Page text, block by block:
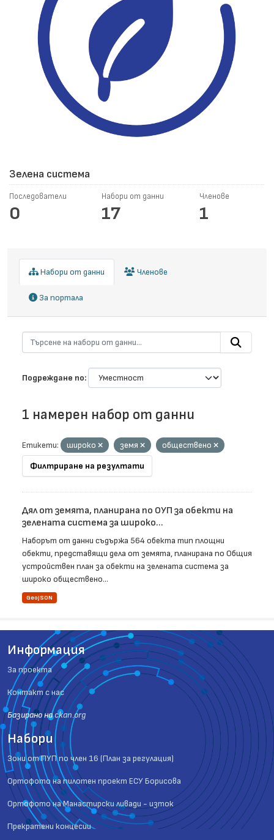
Зелена система
Последователи
0
Набори от данни
17
Членове
1
Набори от данни Членове
За портала
Подреждане по
1 намерен набор от данни
Етикети: широко земя
обществено
Филтриране на резултати
Дял от земята, планирана по ОУП за обекти на
зелената система за широко...
Наборът от данни съдържа 564 обекта тип площни
обекти, представящи дела от земята, планирана по Общия
устройствен план за обекти на зелената система за
широко обществено...
GeoJSON
Информация
За проекта
Контакт с нас
Базиранo наckan.org
Набори
Зони от ПУП по член 16 (План за регулация)
Ортофото на пилотен проект ЕСУ Борисова
Ортофото на Манастирски ливади - изток
Прекратени концесии